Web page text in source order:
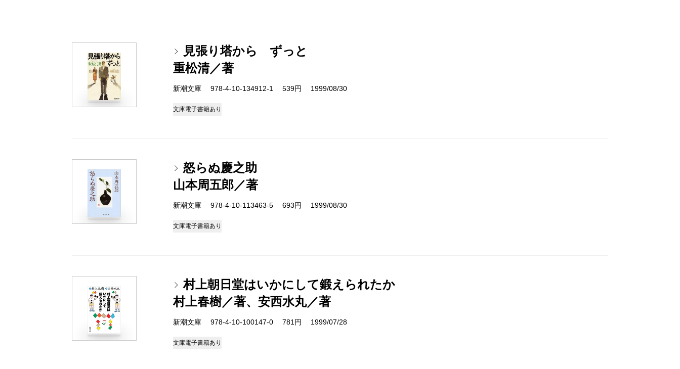
見張り塔から ずっと
重松清／著
新潮文庫 978-4-10-134912-1 539円 1999/08/30
文庫電子書籍あり
怒らぬ慶之助
山本周五郎／著
新潮文庫 978-4-10-113463-5 693円 1999/08/30
文庫電子書籍あり
村上朝日堂はいかにして鍛えられたか
村上春樹／著、安西水丸／著
新潮文庫 978-4-10-100147-0 781円 1999/07/28
文庫電子書籍あり